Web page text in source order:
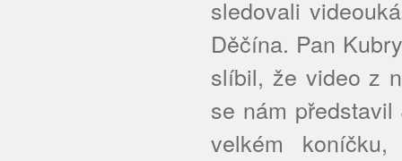
sledovali
Děčína. Pan
slíbil, že video z
se nám
velkém